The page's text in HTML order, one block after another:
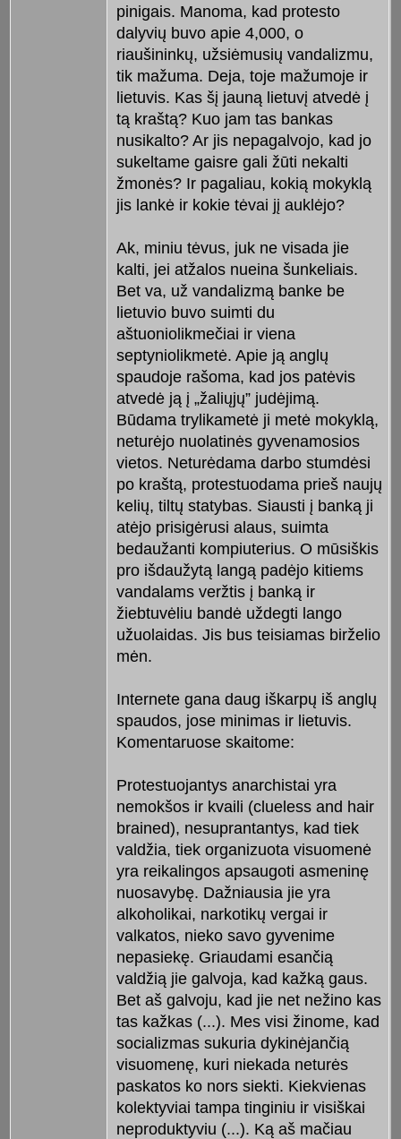
pinigais. Manoma, kad protesto
dalyvių buvo apie 4,000, o
riaušininkų, užsiėmusių vandalizmu,
tik mažuma. Deja, toje mažumoje ir
lietuvis. Kas šį jauną lietuvį atvedė į
tą kraštą? Kuo jam tas bankas
nusikalto? Ar jis nepagalvojo, kad jo
sukeltame gaisre gali žūti nekalti
žmonės? Ir pagaliau, kokią mokyklą
jis lankė ir kokie tėvai jį auklėjo?
Ak, miniu tėvus, juk ne visada jie
kalti, jei atžalos nueina šunkeliais.
Bet va, už vandalizmą banke be
lietuvio buvo suimti du
aštuoniolikmečiai ir viena
septyniolikmetė. Apie ją anglų
spaudoje rašoma, kad jos patėvis
atvedė ją į „žaliųjų” judėjimą.
Būdama trylikametė ji metė mokyklą,
neturėjo nuolatinės gyvenamosios
vietos. Neturėdama darbo stumdėsi
po kraštą, protestuodama prieš naujų
kelių, tiltų statybas. Siausti į banką ji
atėjo prisigėrusi alaus, suimta
bedaužanti kompiuterius. O mūsiškis
pro išdaužytą langą padėjo kitiems
vandalams veržtis į banką ir
žiebtuvėliu bandė uždegti lango
užuolaidas. Jis bus teisiamas birželio
mėn.
Internete gana daug iškarpų iš anglų
spaudos, jose minimas ir lietuvis.
Komentaruose skaitome:
Protestuojantys anarchistai yra
nemokšos ir kvaili (clueless and hair
brained), nesuprantantys, kad tiek
valdžia, tiek organizuota visuomenė
yra reikalingos apsaugoti asmeninę
nuosavybę. Dažniausia jie yra
alkoholikai, narkotikų vergai ir
valkatos, nieko savo gyvenime
nepasiekę. Griaudami esančią
valdžią jie galvoja, kad kažką gaus.
Bet aš galvoju, kad jie net nežino kas
tas kažkas (...). Mes visi žinome, kad
socializmas sukuria dykinėjančią
visuomenę, kuri niekada neturės
paskatos ko nors siekti. Kiekvienas
kolektyviai tampa tinginiu ir visiškai
neproduktyviu (...). Ką aš mačiau